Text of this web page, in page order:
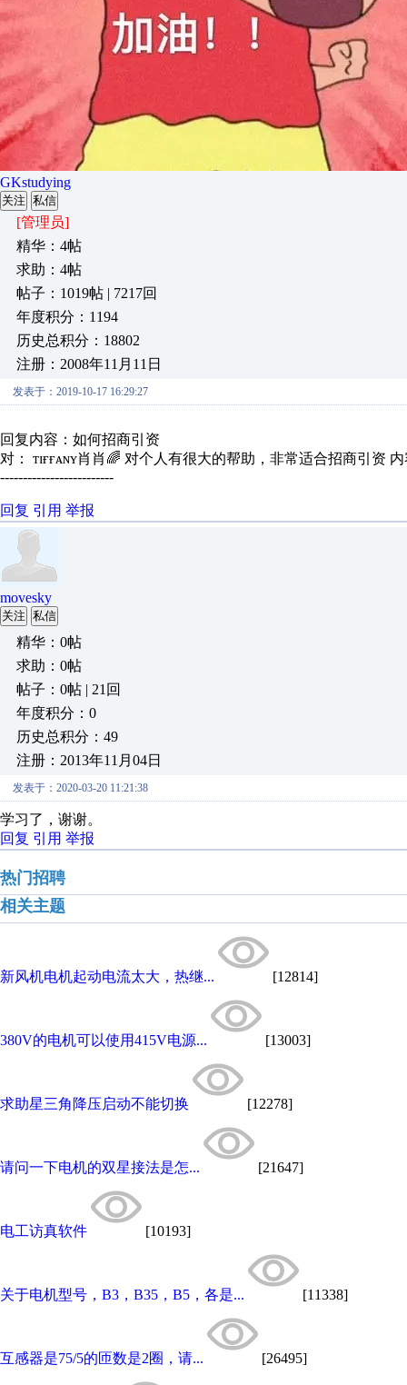
GKstudying
关注 私信
[管理员]
精华：4帖
求助：4帖
帖子：1019帖 | 7217回
年度积分：1194
历史总积分：18802
注册：2008年11月11日
发表于：2019-10-17 16:29:27
回复内容：如何招商引资
对： ᴛɪғғᴀɴʏ肖肖🌈 对个人有很大的帮助，非常适合招商引资
-------------------------
回复 引用 举报
movesky
关注 私信
精华：0帖
求助：0帖
帖子：0帖 | 21回
年度积分：0
历史总积分：49
注册：2013年11月04日
发表于：2020-03-20 11:21:38
学习了，谢谢。
回复 引用 举报
热门招聘
相关主题
新风机电机起动电流太大，热继... [12814]
380V的电机可以使用415V电源... [13003]
求助星三角降压启动不能切换 [12278]
请问一下电机的双星接法是怎... [21647]
电工访真软件 [10193]
关于电机型号，B3，B35，B5，各是... [11338]
互感器是75/5的匝数是2圈，请... [26495]